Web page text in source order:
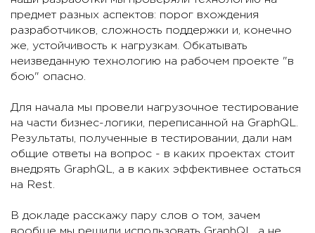
предмет разных аспектов: порог вхождения
разработчиков, сложность поддержки и, конечно
же, устойчивость к нагрузкам. Обкатывать
неизведанную технологию на рабочем проекте "в
бою" опасно.
Для начала мы провели нагрузочное тестирование
на части бизнес-логики, переписанной на GraphQL.
Результаты, полученные в тестировании, дали нам
общие ответы на вопрос - в каких проектах стоит
внедрять GraphQL, а в каких эффективнее остаться
на Rest.
В докладе расскажу пару слов о том, зачем